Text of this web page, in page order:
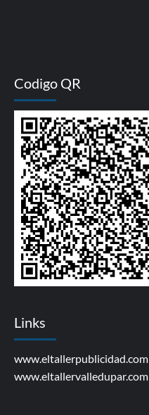
Codigo QR
Links
www.eltallerpublicidad.com
www.eltallervalledupar.com